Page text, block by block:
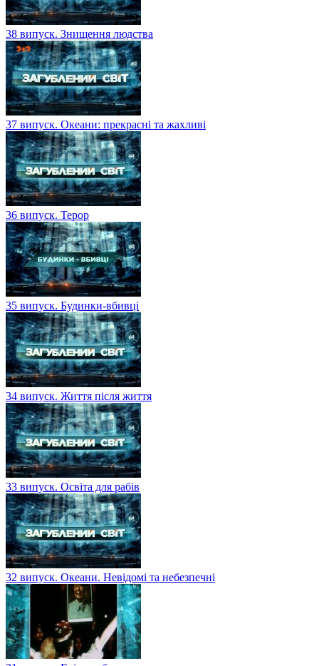
38 випуск. Знищення людства
37 випуск. Океани: прекрасні та жахливі
36 випуск. Терор
35 випуск. Будинки-вбивці
34 випуск. Життя після життя
33 випуск. Освіта для рабів
32 випуск. Океани. Невідомі та небезпечні